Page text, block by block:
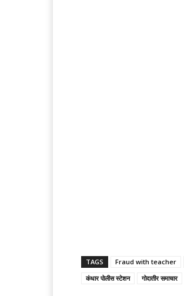
TAGS Fraud with teacher
कंधार पोलीस स्टेशन
गोदातीर समाचार